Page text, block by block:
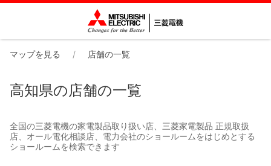
マップを見る 店舗の一覧
高知県の店舗の一覧
全国の三菱電機の家電製品取り扱い店、三菱家電製品 正規取扱
店、オール電化相談店、電力会社のショールームをはじめとする
ショールームを検索できます